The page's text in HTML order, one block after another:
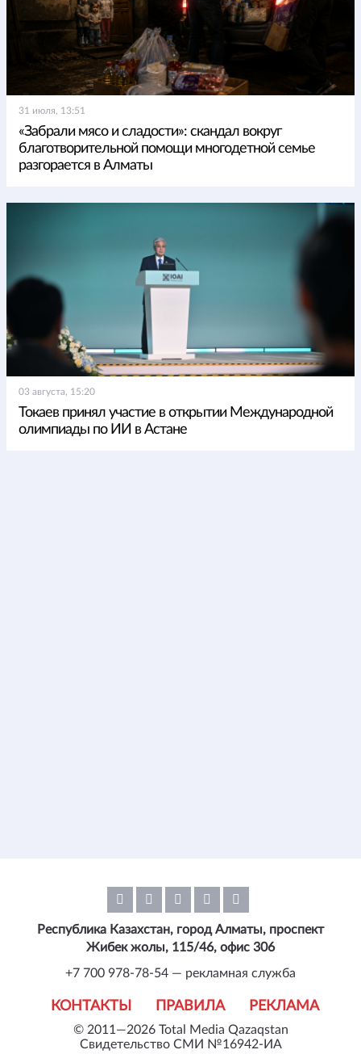
31 июля, 13:51
«Забрали мясо и сладости»: скандал вокруг
благотворительной помощи многодетной семье
разгорается в Алматы
03 августа, 15:20
Токаев принял участие в открытии Международной
олимпиады по ИИ в Астане
© 2011—2026 Total Media Qazaqstan
Свидетельство СМИ №16942-ИА
КОНТАКТЫ ПРАВИЛА РЕКЛАМА
Республика Казахстан, город Алматы, проспект
Жибек жолы, 115/46, офис 306
+7 700 978-78-54 — рекламная служба